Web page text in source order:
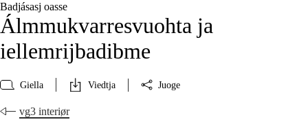
Badjásasj oasse
Álmmukvarresvuohta ja
iellemrijbadibme
Giella Viedtja Juoge
vg3 interiør